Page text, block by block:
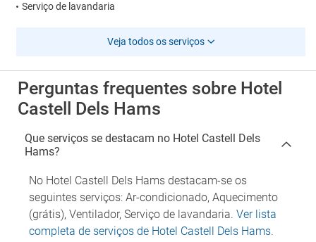
Serviço de lavandaria
Veja todos os serviços
Perguntas frequentes sobre Hotel
Castell Dels Hams
Que serviços se destacam no Hotel Castell Dels
Hams?
No Hotel Castell Dels Hams destacam-se os
seguintes serviços: Ar-condicionado, Aquecimento
(grátis), Ventilador, Serviço de lavandaria. Ver lista
completa de serviços de Hotel Castell Dels Hams.